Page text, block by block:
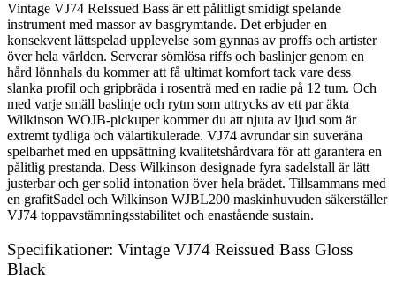
Vintage VJ74 ReIssued Bass är ett pålitligt smidigt spelande
instrument med massor av basgrymtande. Det erbjuder en
konsekvent lättspelad upplevelse som gynnas av proffs och artister
över hela världen. Serverar sömlösa riffs och baslinjer genom en
hård lönnhals du kommer att få ultimat komfort tack vare dess
slanka profil och gripbräda i rosenträ med en radie på 12 tum. Och
med varje smäll baslinje och rytm som uttrycks av ett par äkta
Wilkinson WOJB-pickuper kommer du att njuta av ljud som är
extremt tydliga och välartikulerade. VJ74 avrundar sin suveräna
spelbarhet med en uppsättning kvalitetshårdvara för att garantera en
pålitlig prestanda. Dess Wilkinson designade fyra sadelstall är lätt
justerbar och ger solid intonation över hela brädet. Tillsammans med
en grafitSadel och Wilkinson WJBL200 maskinhuvuden säkerställer
VJ74 toppavstämningsstabilitet och enastående sustain.
Specifikationer: Vintage VJ74 Reissued Bass Gloss
Black